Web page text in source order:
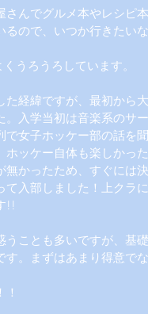
んでグルメ本やレシピ
ので、いつか行きたい
うろうろしています。
た経緯ですが、最初から
入学当初は音楽系のサ
女子ホッケー部の話を
ホッケー自体も楽しかっ
かったため、すぐには
入部しました！上クラ
!!
ことも多いですが、基
。まずはあまり得意で